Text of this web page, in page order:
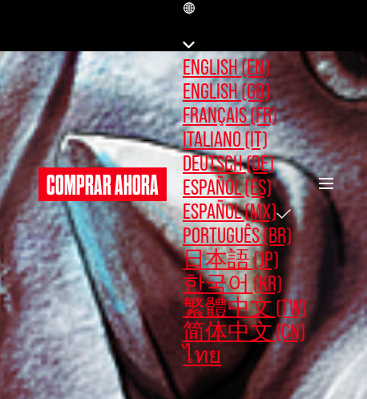
COMPRAR AHORA
ENGLISH (EN)
ENGLISH (GB)
FRANÇAIS (FR)
ITALIANO (IT)
DEUTSCH (DE)
ESPAÑOL (ES)
ESPAÑOL (MX)
PORTUGUÊS (BR)
日本語 (JP)
한국어 (KR)
繁體中文 (TW)
简体中文 (CN)
ไทย